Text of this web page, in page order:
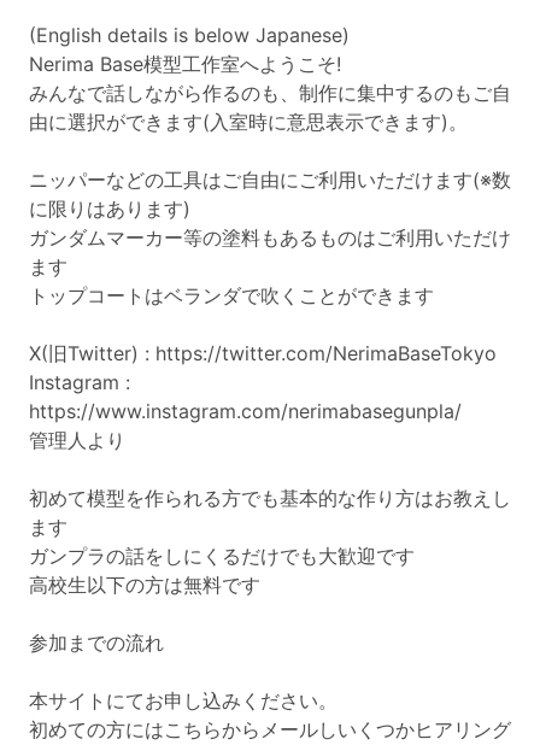
(English details is below Japanese)
Nerima Base模型工作室へようこそ!
みんなで話しながら作るのも、制作に集中するのもご自
由に選択ができます(入室時に意思表示できます)。
ニッパーなどの工具はご自由にご利用いただけます(※数
に限りはあります)
ガンダムマーカー等の塗料もあるものはご利用いただけ
ます
トップコートはベランダで吹くことができます
X(旧Twitter) : https://twitter.com/NerimaBaseTokyo
Instagram :
https://www.instagram.com/nerimabasegunpla/
管理人より
初めて模型を作られる方でも基本的な作り方はお教えし
ます
ガンプラの話をしにくるだけでも大歓迎です
高校生以下の方は無料です
参加までの流れ
本サイトにてお申し込みください。
初めての方にはこちらからメールしいくつかヒアリング